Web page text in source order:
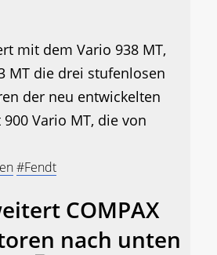
mit dem Vario 938 MT,
MT die drei stufenlosen
der neu entwickelten
Vario MT, die von
#Fendt
COMPAX
nach unten